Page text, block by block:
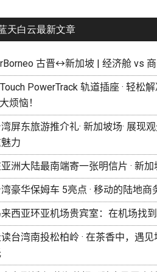
天白云最新文章
古晋↔新加坡 | 经济舱 vs
PowerTrack 轨道插座 · 轻松
烦恼！
屏东旅游推介礼· 新加坡场· 展现
力
洲大陆最南端寄一张明信片 · 新
豪华保姆车 5亮点 · 移动的陆地商
西亚环亚机场贵宾室：在机场找
台湾南投松柏岭 · 在茶香中，遇